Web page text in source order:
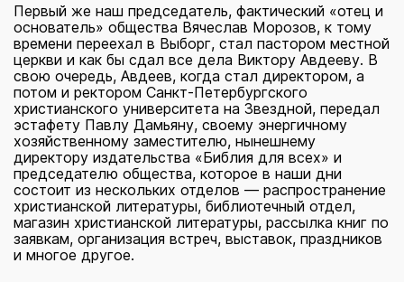
Первый же наш председатель, фактический «отец и
основатель» общества Вячеслав Морозов, к тому
времени переехал в Выборг, стал пастором местной
церкви и как бы сдал все дела Виктору Авдееву. В
свою очередь, Авдеев, когда стал директором, а
потом и ректором Санкт-Петербургского
христианского университета на Звездной, передал
эстафету Павлу Дамьяну, своему энергичному
хозяйственному заместителю, нынешнему
директору издательства «Библия для всех» и
председателю общества, которое в наши дни
состоит из нескольких отделов — распространение
христианской литературы, библиотечный отдел,
магазин христианской литературы, рассылка книг по
заявкам, организация встреч, выставок, праздников
и многое другое.